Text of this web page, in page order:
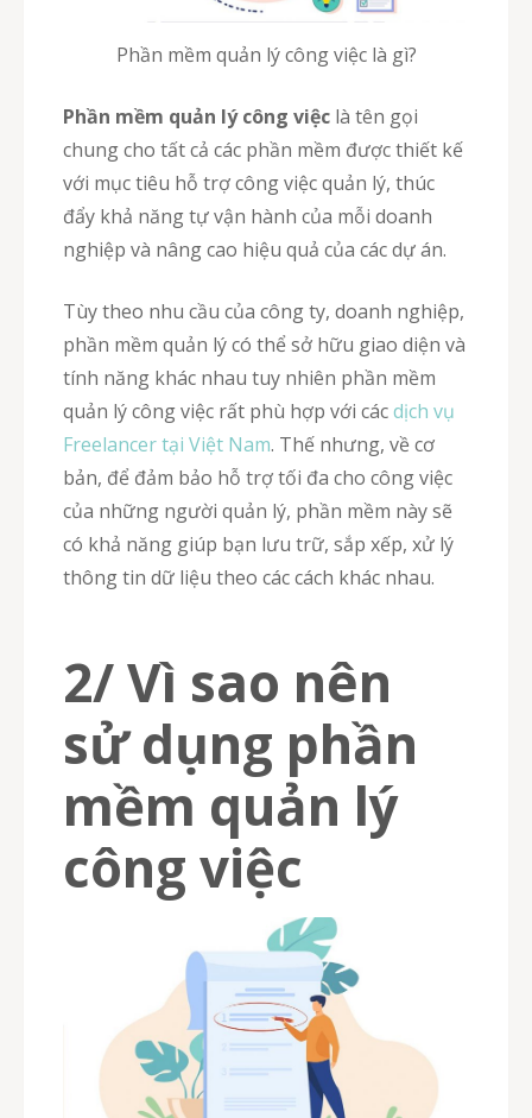
Phần mềm quản lý công việc là gì?
Phần mềm quản lý công việc là tên gọi
chung cho tất cả các phần mềm được thiết kế
với mục tiêu hỗ trợ công việc quản lý, thúc
đẩy khả năng tự vận hành của mỗi doanh
nghiệp và nâng cao hiệu quả của các dự án.
Tùy theo nhu cầu của công ty, doanh nghiệp,
phần mềm quản lý có thể sở hữu giao diện và
tính năng khác nhau tuy nhiên phần mềm
quản lý công việc rất phù hợp với cácdịch vụ
Freelancer tại Việt Nam. Thế nhưng, về cơ
bản, để đảm bảo hỗ trợ tối đa cho công việc
của những người quản lý, phần mềm này sẽ
có khả năng giúp bạn lưu trữ, sắp xếp, xử lý
thông tin dữ liệu theo các cách khác nhau.
2/ Vì sao nên
sử dụng phần
mềm quản lý
công việc